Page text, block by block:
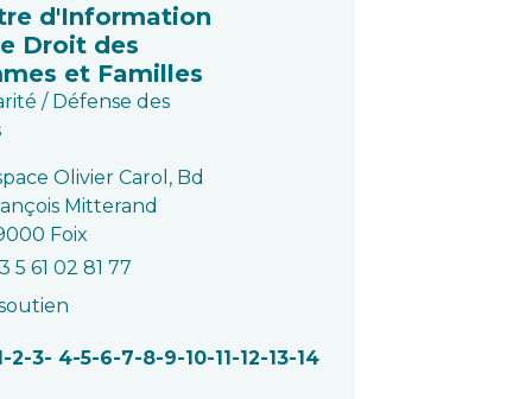
d'Information
Droit des
et Familles
/ Défense des
Olivier Carol, Bd
Mitterand
Foix
5 61 02 81 77
-2-3- 4-5-6-7-8-9-10-11-12-13-14